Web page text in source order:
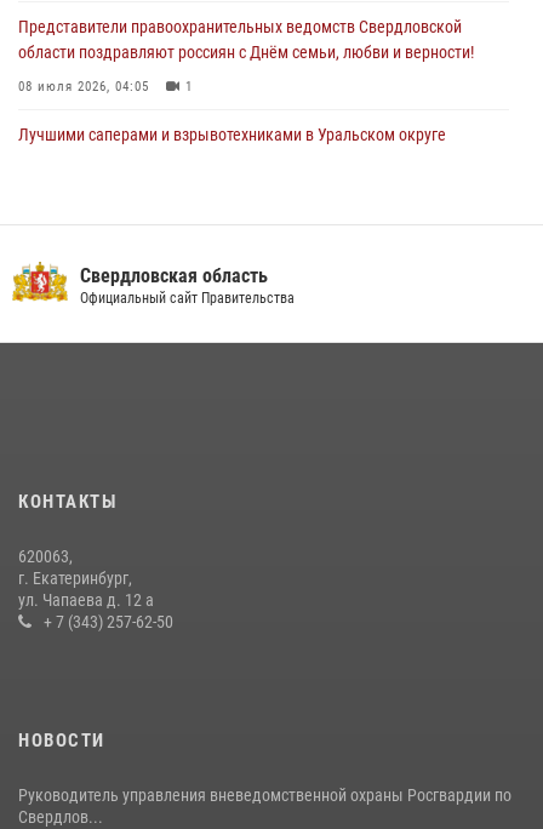
Представители правоохранительных ведомств Свердловской
области поздравляют россиян с Днём семьи, любви и верности!
08 июля 2026, 04:05 1
Лучшими саперами и взрывотехниками в Уральском округе
Всероссийского чемпионата Росгвардии по боксу
08 июля 2026, 12:02 5
14 июля 2026, 11:06
антитеррористическом учении в Свердловской области
31 июля 2026, 12:27
Свердловская область
Официальный сайт Правительства
КОНТАКТЫ
620063,
г. Екатеринбург,
ул. Чапаева д. 12 а
+ 7 (343) 257-62-50
НОВОСТИ
Руководитель управления вневедомственной охраны Росгвардии по
Свердлов...